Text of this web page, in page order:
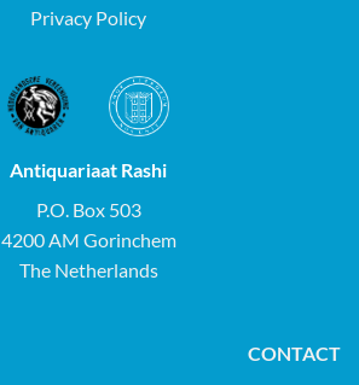
Privacy Policy
Antiquariaat Rashi
P.O. Box 503
4200 AM Gorinchem
The Netherlands
CONTACT